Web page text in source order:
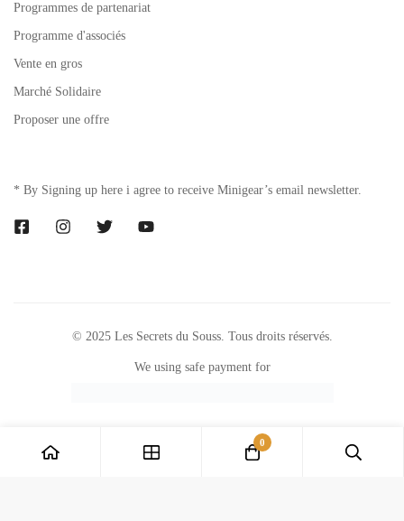
Programmes de partenariat
Programme d'associés
Vente en gros
Marché Solidaire
Proposer une offre
* By Signing up here i agree to receive Minigear’s email newsletter.
© 2025 Les Secrets du Souss. Tous droits réservés.
We using safe payment for
0